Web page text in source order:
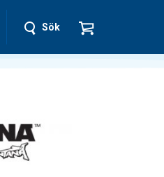
Sök